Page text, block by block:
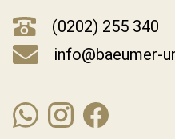
(0202) 255 340
info@baeumer-